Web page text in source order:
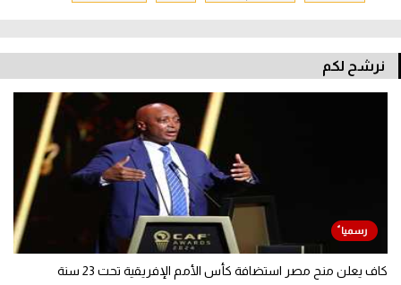
نرشح لكم
كاف يعلن منح مصر استضافة كأس الأمم الإفريقية تحت 23 سنة